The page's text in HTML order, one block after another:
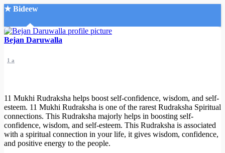
★ Bideew
Accueil
Recherche Avancée
Mon compte
Connexion
Créer un compte
Bejan Daruwalla
1 a
11 Mukhi Rudraksha helps boost self-confidence, wisdom, and self-
esteem. 11 Mukhi Rudraksha is one of the rarest Rudraksha Spiritual
connections. This Rudraksha majorly helps in boosting self-
confidence, wisdom, and self-esteem. This Rudraksha is associated
with a spiritual connection in your life, it gives wisdom, confidence,
and positive energy to the people.